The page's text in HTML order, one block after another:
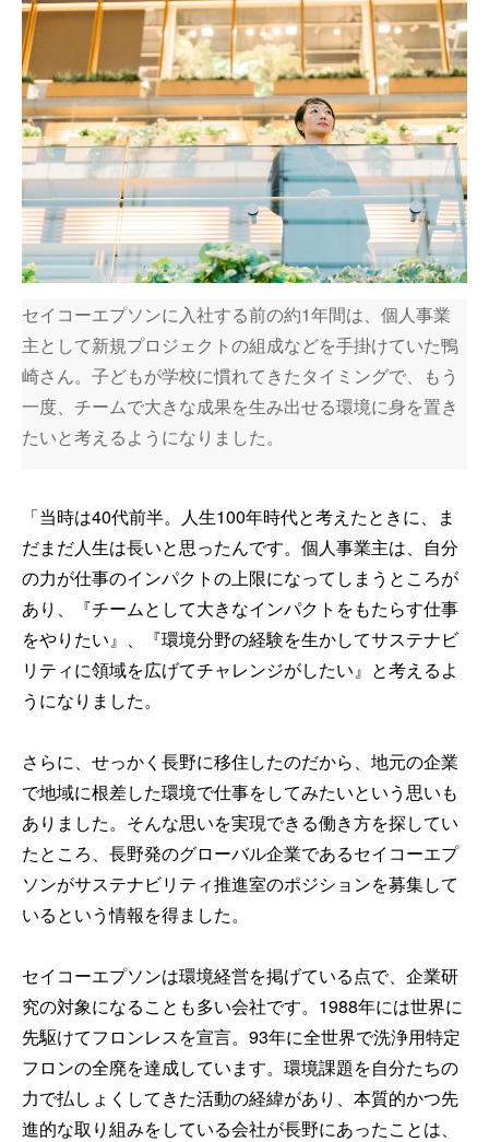
セイコーエプソンに入社する前の約1年間は、個人事業
主として新規プロジェクトの組成などを手掛けていた鴨
崎さん。子どもが学校に慣れてきたタイミングで、もう
一度、チームで大きな成果を生み出せる環境に身を置き
たいと考えるようになりました。
「当時は40代前半。人生100年時代と考えたときに、ま
だまだ人生は長いと思ったんです。個人事業主は、自分
の力が仕事のインパクトの上限になってしまうところが
あり、『チームとして大きなインパクトをもたらす仕事
をやりたい』、『環境分野の経験を生かしてサステナビ
リティに領域を広げてチャレンジがしたい』と考えるよ
うになりました。
さらに、せっかく長野に移住したのだから、地元の企業
で地域に根差した環境で仕事をしてみたいという思いも
ありました。そんな思いを実現できる働き方を探してい
たところ、長野発のグローバル企業であるセイコーエプ
ソンがサステナビリティ推進室のポジションを募集して
いるという情報を得ました。
セイコーエプソンは環境経営を掲げている点で、企業研
究の対象になることも多い会社です。1988年には世界に
先駆けてフロンレスを宣言。93年に全世界で洗浄用特定
フロンの全廃を達成しています。環境課題を自分たちの
力で払しょくしてきた活動の経緯があり、本質的かつ先
進的な取り組みをしている会社が長野にあったことは、